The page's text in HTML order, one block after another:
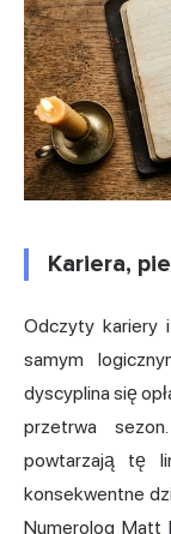
Kariera,
Odczyty kariery
samym
dyscyplina się
przetrwa
powtarzają tę
konsekwentne
Numerolog Matt